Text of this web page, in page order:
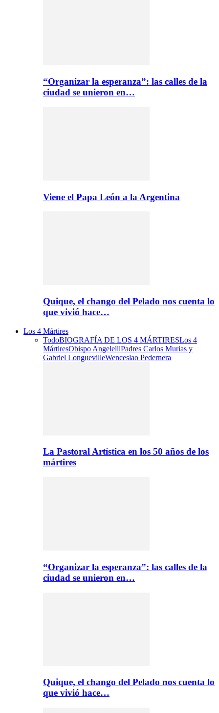
“Organizar la esperanza”: las calles de la
ciudad se unieron en…
Viene el Papa León a la Argentina
Quique, el chango del Pelado nos cuenta lo
que vivió hace…
Los 4 Mártires
TodoBIOGRAFÍA DE LOS 4 MÁRTIRESLos 4
MártiresObispo AngelelliPadres Carlos Murias y
Gabriel LonguevilleWenceslao Pedernera
La Pastoral Artística en los 50 años de los
mártires
“Organizar la esperanza”: las calles de la
ciudad se unieron en…
Quique, el chango del Pelado nos cuenta lo
que vivió hace…